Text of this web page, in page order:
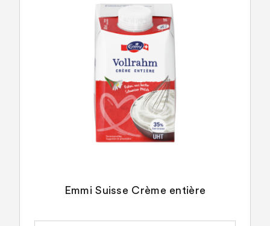
Emmi Suisse Crème entière